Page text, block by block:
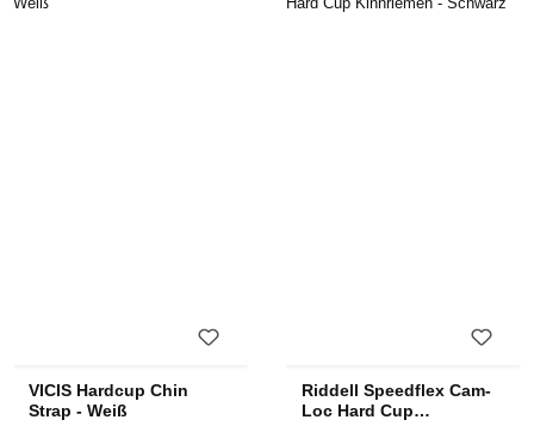
VICIS Hardcup Chin
Strap - Weiß
Riddell Speedflex Cam-
Loc Hard Cup